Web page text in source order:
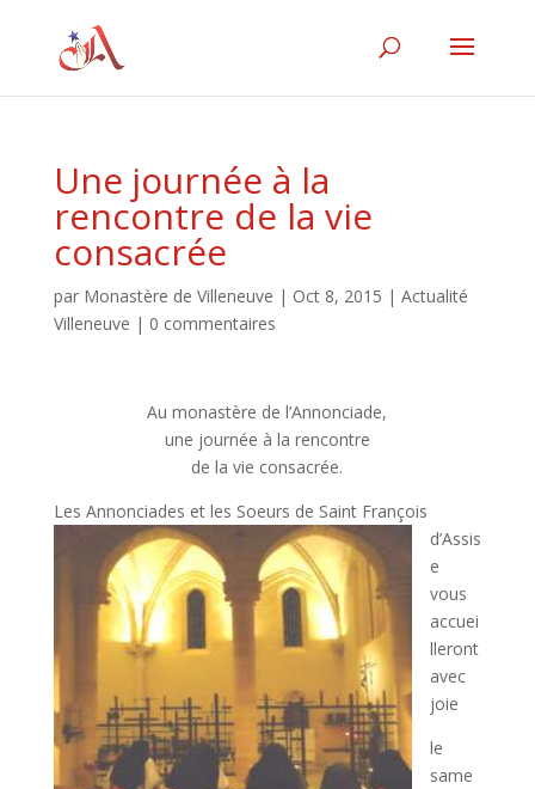
Une journée à la
rencontre de la vie
consacrée
par Monastère de Villeneuve | Oct 8, 2015 | Actualité
Villeneuve | 0 commentaires
Au monastère de l’Annonciade,
une journée à la rencontre
de la vie consacrée.
Les Annonciades et les Soeurs de Saint François
d’Assis
e
vous
accuei
lleront
avec
joie
le
same